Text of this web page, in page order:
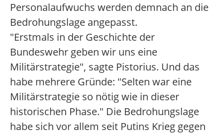
Personalaufwuchs werden demnach an die
Bedrohungslage angepasst.
"Erstmals in der Geschichte der
Bundeswehr geben wir uns eine
Militärstrategie", sagte Pistorius. Und das
habe mehrere Gründe: "Selten war eine
Militärstrategie so nötig wie in dieser
historischen Phase." Die Bedrohungslage
habe sich vor allem seit Putins Krieg gegen